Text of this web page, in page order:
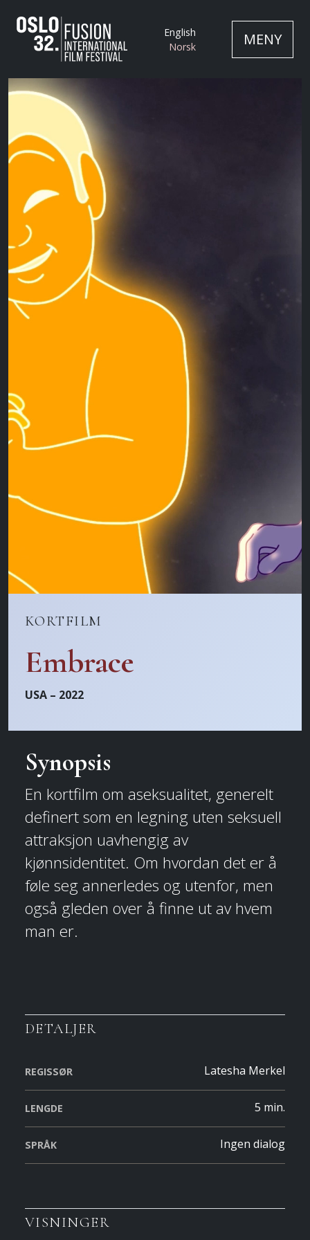
English
Norsk
MENY
KORTFILM
Embrace
USA – 2022
Synopsis
En kortfilm om aseksualitet, generelt
definert som en legning uten seksuell
attraksjon uavhengig av
kjønnsidentitet. Om hvordan det er å
føle seg annerledes og utenfor, men
også gleden over å finne ut av hvem
man er.
DETALJER
REGISSØR Latesha Merkel
LENGDE 5 min.
SPRÅK Ingen dialog
VISNINGER